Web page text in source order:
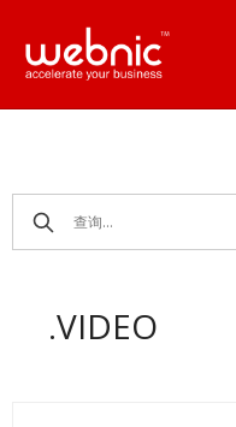
content
.VIDEO